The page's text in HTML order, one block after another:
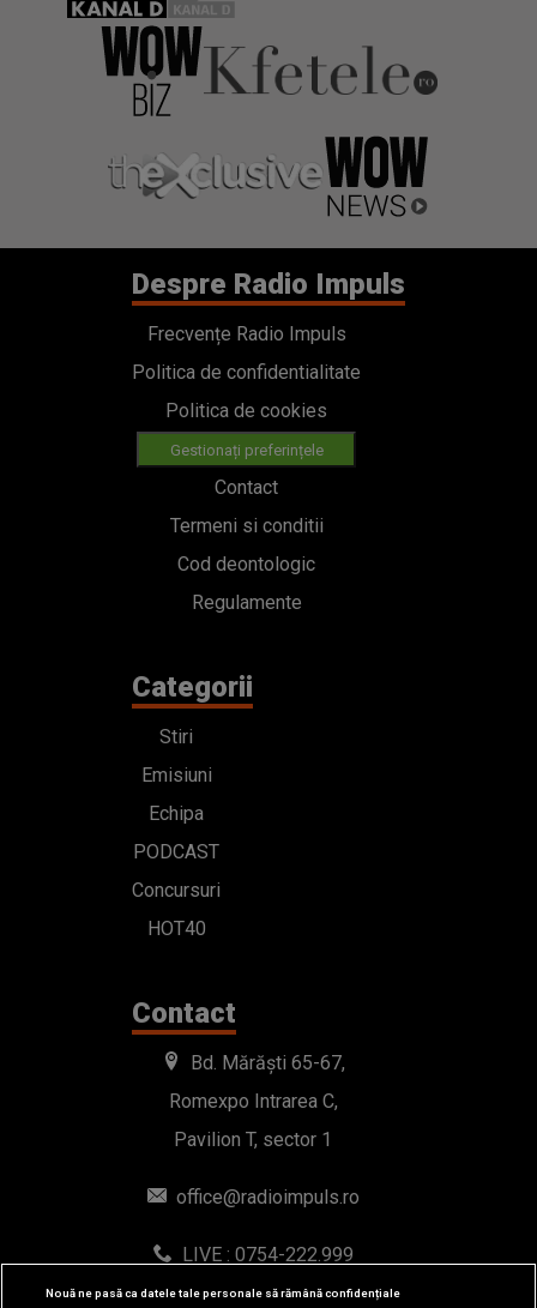
Despre Radio Impuls
Frecvențe Radio Impuls
Politica de confidentialitate
Politica de cookies
Gestionați preferințele
Contact
Termeni si conditii
Cod deontologic
Regulamente
Categorii
Stiri
Emisiuni
Echipa
PODCAST
Concursuri
HOT40
Contact
Bd. Mărăști 65-67,
Romexpo Intrarea C,
Pavilion T, sector 1
office@radioimpuls.ro
LIVE : 0754-222.999
WhatsApp: 0754-222.999
Nouă ne pasă ca datele tale personale să rămână confidențiale